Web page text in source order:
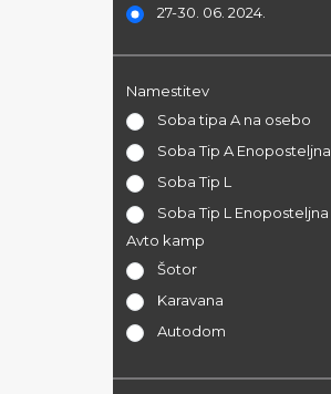
27-30. 06. 2024.
Namestitev
Soba tipa A na osebo
Soba Tip A Enoposteljna
Soba Tip L
Soba Tip L Enoposteljna
Avto kamp
Šotor
Karavana
Autodom